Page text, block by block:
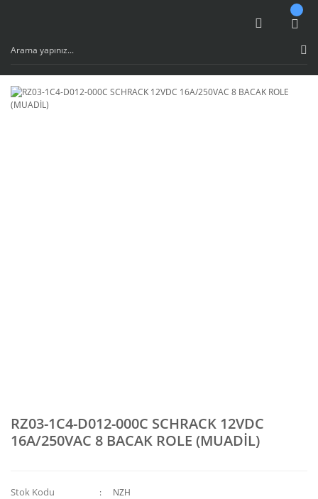
RZ03-1C4-D012-000C SCHRACK 12VDC
16A/250VAC 8 BACAK ROLE (MUADİL)
Stok Kodu NZH